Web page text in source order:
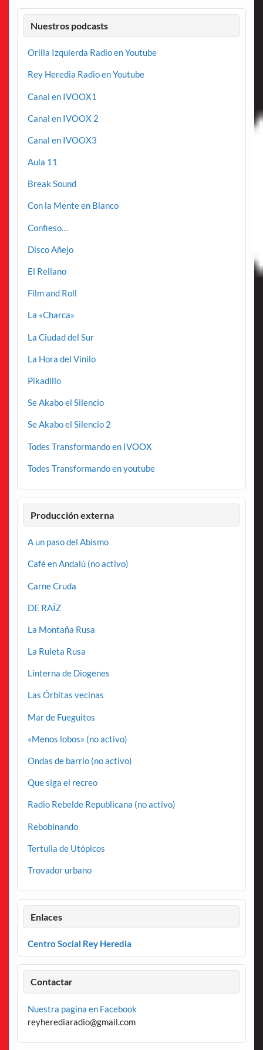
Nuestros podcasts
Orilla Izquierda Radio en Youtube
Rey Heredia Radio en Youtube
Canal en IVOOX1
Canal en IVOOX 2
Canal en IVOOX3
Aula 11
Break Sound
Con la Mente en Blanco
Confieso…
Disco Añejo
El Rellano
Film and Roll
La «Charca»
La Ciudad del Sur
La Hora del Vinilo
Pikadillo
Se Akabo el Silencio
Se Akabo el Silencio 2
Todes Transformando en IVOOX
Todes Transformando en youtube
Producción externa
A un paso del Abismo
Café en Andalú (no activo)
Carne Cruda
DE RAÍZ
La Montaña Rusa
La Ruleta Rusa
Linterna de Diogenes
Las Órbitas vecinas
Mar de Fueguitos
«Menos lobos» (no activo)
Ondas de barrio (no activo)
Que siga el recreo
Radio Rebelde Republicana (no activo)
Rebobinando
Tertulia de Utópicos
Trovador urbano
Enlaces
Centro Social Rey Heredia
Contactar
Nuestra pagina en Facebook
reyherediaradio@gmail.com